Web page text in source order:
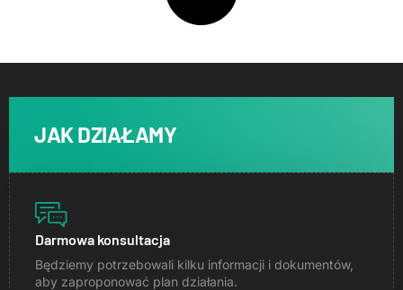
JAK DZIAŁAMY
Darmowa konsultacja
Będziemy potrzebowali kilku informacji i dokumentów,
aby zaproponować plan działania.